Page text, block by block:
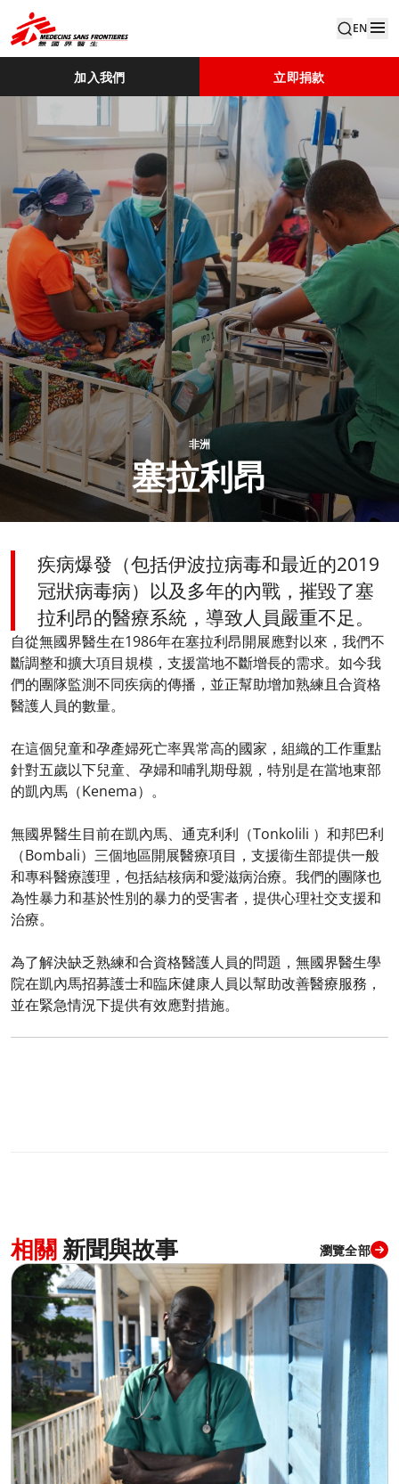
EN
加入我們 立即捐款
非洲​
塞拉利昂
疾病爆發（包括伊波拉病毒和最近的2019
冠狀病毒病）以及多年的內戰，摧毀了塞
拉利昂的醫療系統，導致人員嚴重不足。
自從無國界醫生在1986年在塞拉利昂開展應對以來，我們不
斷調整和擴大項目規模，支援當地不斷增長的需求。如今我
們的團隊監測不同疾病的傳播，並正幫助增加熟練且合資格
醫護人員的數量。​
在這個兒童和孕產婦死亡率異常高的國家，組織的工作重點
針對五歲以下兒童、孕婦和哺乳期母親，特別是在當地東部
的凱內馬（Kenema）。​
無國界醫生目前在凱內馬、通克利利（Tonkolili ）和邦巴利
（Bombali）三個地區開展醫療項目，支援衞生部提供一般
和專科醫療護理，包括結核病和愛滋病治療。我們的團隊也
為性暴力和基於性別的暴力的受害者，提供心理社交支援和
治療。​
為了解決缺乏熟練和合資格醫護人員的問題，無國界醫生學
院在凱內馬招募護士和臨床健康人員以幫助改善醫療服務，
並在緊急情況下提供有效應對措施。​
相關 新聞與故事 瀏覽全部